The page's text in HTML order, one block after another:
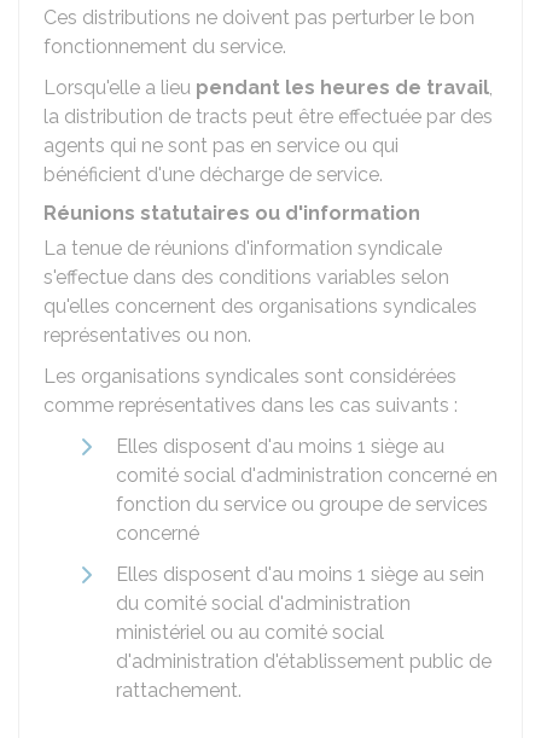
Ces distributions ne doivent pas perturber le bon
fonctionnement du service.
Lorsqu'elle a lieu pendant les heures de travail,
la distribution de tracts peut être effectuée par des
agents qui ne sont pas en service ou qui
bénéficient d'une décharge de service.
Réunions statutaires ou d'information
La tenue de réunions d'information syndicale
s'effectue dans des conditions variables selon
qu'elles concernent des organisations syndicales
représentatives ou non.
Les organisations syndicales sont considérées
comme représentatives dans les cas suivants :
Elles disposent d'au moins 1 siège au
comité social d'administration concerné en
fonction du service ou groupe de services
concerné
Elles disposent d'au moins 1 siège au sein
du comité social d'administration
ministériel ou au comité social
d'administration d'établissement public de
rattachement.